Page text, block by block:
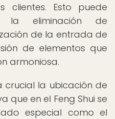
clientes. Esto puede
la eliminación de
de la entrada de
de elementos que
armoniosa.
crucial la ubicación de
que en el Feng Shui se
especial como el